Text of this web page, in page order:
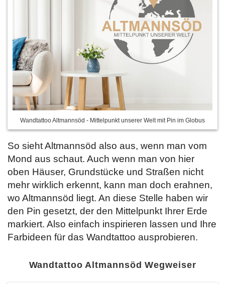
Wandtattoo Altmannsöd - Mittelpunkt unserer Welt mit Pin im Globus
So sieht Altmannsöd also aus, wenn man vom
Mond aus schaut. Auch wenn man von hier
oben Häuser, Grundstücke und Straßen nicht
mehr wirklich erkennt, kann man doch erahnen,
wo Altmannsöd liegt. An diese Stelle haben wir
den Pin gesetzt, der den Mittelpunkt Ihrer Erde
markiert. Also einfach inspirieren lassen und Ihre
Farbideen für das Wandtattoo ausprobieren.
Wandtattoo Altmannsöd Wegweiser